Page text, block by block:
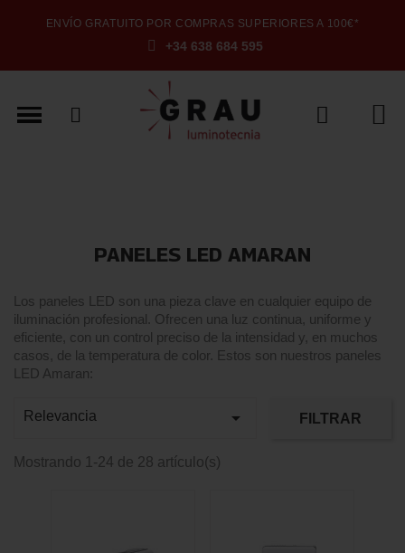
ENVÍO GRATUITO POR COMPRAS SUPERIORES A 100€*
+34 638 684 595
PANELES LED AMARAN
Los paneles LED son una pieza clave en cualquier equipo de
iluminación profesional. Ofrecen una luz continua, uniforme y
eficiente, con un control preciso de la intensidad y, en muchos
casos, de la temperatura de color. Estos son nuestros paneles
LED Amaran:
Relevancia  FILTRAR
Mostrando 1-24 de 28 artículo(s)